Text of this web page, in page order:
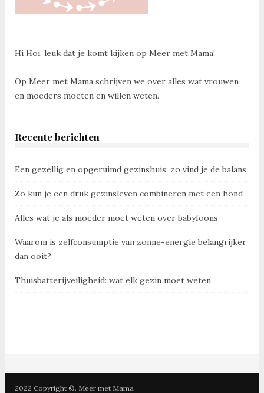
Hi Hoi, leuk dat je komt kijken op Meer met Mama!
Op Meer met Mama schrijven we over alles wat vrouwen
en moeders moeten en willen weten.
Recente berichten
Een gezellig en opgeruimd gezinshuis: zo vind je de balans
Zo kun je een druk gezinsleven combineren met een hond
Alles wat je als moeder moet weten over babyfoons
Waarom is zelfconsumptie van zonne-energie belangrijker
dan ooit?
Thuisbatterijveiligheid: wat elk gezin moet weten
2022 Copyright ©. Meer met Mama